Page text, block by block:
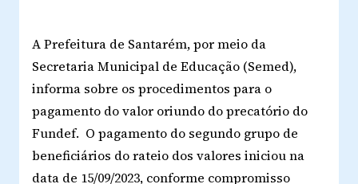
A Prefeitura de Santarém, por meio da
Secretaria Municipal de Educação (Semed),
informa sobre os procedimentos para o
pagamento do valor oriundo do precatório do
Fundef. O pagamento do segundo grupo de
beneficiários do rateio dos valores iniciou na
data de 15/09/2023, conforme compromisso